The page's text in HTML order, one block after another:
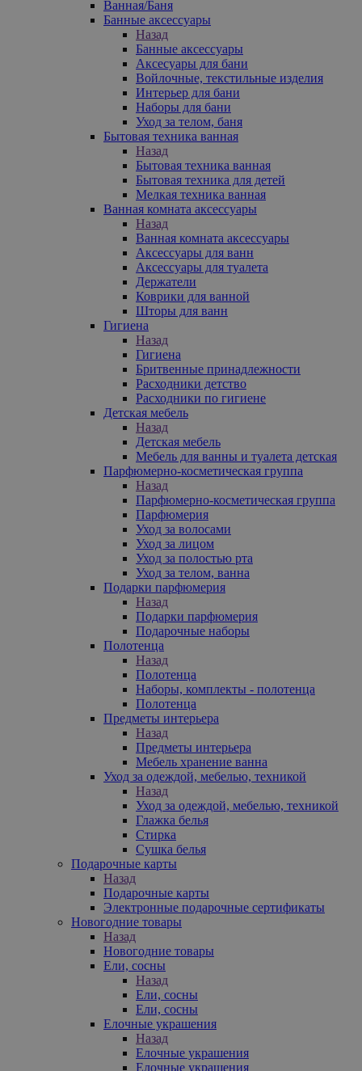
Ванная/Баня
Банные аксессуары
Назад
Банные аксессуары
Аксесуары для бани
Войлочные, текстильные изделия
Интерьер для бани
Наборы для бани
Уход за телом, баня
Бытовая техника ванная
Назад
Бытовая техника ванная
Бытовая техника для детей
Мелкая техника ванная
Ванная комната аксессуары
Назад
Ванная комната аксессуары
Аксессуары для ванн
Аксессуары для туалета
Держатели
Коврики для ванной
Шторы для ванн
Гигиена
Назад
Гигиена
Бритвенные принадлежности
Расходники детство
Расходники по гигиене
Детская мебель
Назад
Детская мебель
Мебель для ванны и туалета детская
Парфюмерно-косметическая группа
Назад
Парфюмерно-косметическая группа
Парфюмерия
Уход за волосами
Уход за лицом
Уход за полостью рта
Уход за телом, ванна
Подарки парфюмерия
Назад
Подарки парфюмерия
Подарочные наборы
Полотенца
Назад
Полотенца
Наборы, комплекты - полотенца
Полотенца
Предметы интерьера
Назад
Предметы интерьера
Мебель хранение ванна
Уход за одеждой, мебелью, техникой
Назад
Уход за одеждой, мебелью, техникой
Глажка белья
Стирка
Сушка белья
Подарочные карты
Назад
Подарочные карты
Электронные подарочные сертификаты
Новогодние товары
Назад
Новогодние товары
Ели, сосны
Назад
Ели, сосны
Ели, сосны
Елочные украшения
Назад
Елочные украшения
Елочные украшения